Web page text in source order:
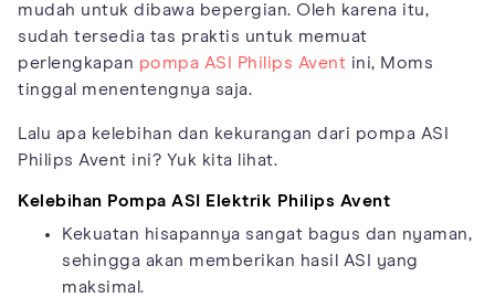
mudah untuk dibawa bepergian. Oleh karena itu,
sudah tersedia tas praktis untuk memuat
perlengkapan pompa ASI Philips Avent ini, Moms
tinggal menentengnya saja.
Lalu apa kelebihan dan kekurangan dari pompa ASI
Philips Avent ini? Yuk kita lihat.
Kelebihan Pompa ASI Elektrik Philips Avent
Kekuatan hisapannya sangat bagus dan nyaman,
sehingga akan memberikan hasil ASI yang
maksimal.